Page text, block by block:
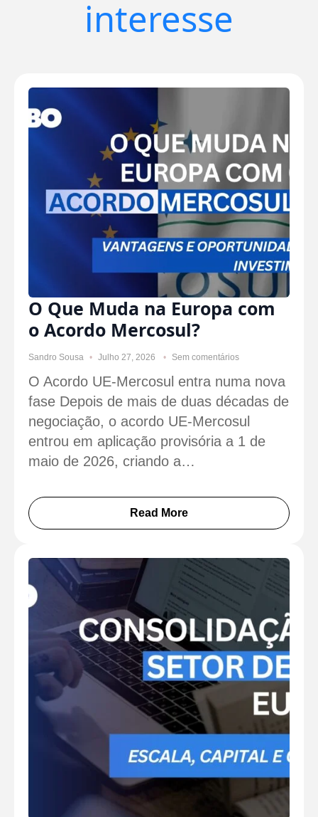
interesse
O Que Muda na Europa com
o Acordo Mercosul?
Sandro Sousa Julho 27, 2026 Sem comentários
O Acordo UE-Mercosul entra numa nova
fase Depois de mais de duas décadas de
negociação, o acordo UE-Mercosul
entrou em aplicação provisória a 1 de
maio de 2026, criando a…
Read More